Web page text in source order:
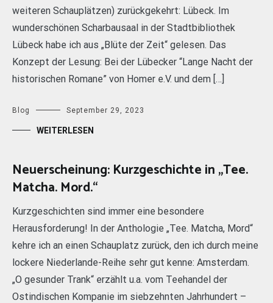
weiteren Schauplätzen) zurückgekehrt: Lübeck. Im
wunderschönen Scharbausaal in der Stadtbibliothek
Lübeck habe ich aus „Blüte der Zeit“ gelesen. Das
Konzept der Lesung: Bei der Lübecker “Lange Nacht der
historischen Romane” von Homer e.V. und dem […]
Blog September 29, 2023
WEITERLESEN
Neuerscheinung: Kurzgeschichte in „Tee.
Matcha. Mord.“
Kurzgeschichten sind immer eine besondere
Herausforderung! In der Anthologie „Tee. Matcha, Mord“
kehre ich an einen Schauplatz zurück, den ich durch meine
lockere Niederlande-Reihe sehr gut kenne: Amsterdam.
„O gesunder Trank“ erzählt u.a. vom Teehandel der
Ostindischen Kompanie im siebzehnten Jahrhundert –